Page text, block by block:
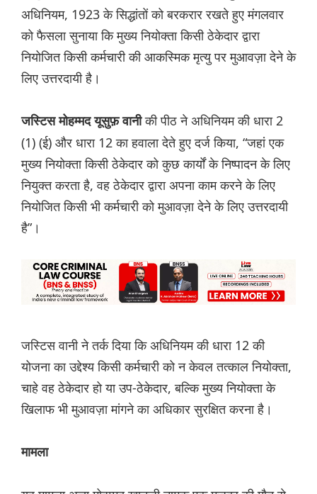
अधिनियम, 1923 के सिद्धांतों को बरकरार रखते हुए मंगलवार
को फैसला सुनाया कि मुख्य नियोक्ता किसी ठेकेदार द्वारा
नियोजित किसी कर्मचारी की आकस्मिक मृत्यु पर मुआवज़ा देने के
लिए उत्तरदायी है।
जस्टिस मोहम्मद यूसुफ़ वानीकी पीठ ने अधिनियम की धारा 2
(1) (ई) और धारा 12 का हवाला देते हुए दर्ज किया, “जहां एक
मुख्य नियोक्ता किसी ठेकेदार को कुछ कार्यों के निष्पादन के लिए
नियुक्त करता है, वह ठेकेदार द्वारा अपना काम करने के लिए
नियोजित किसी भी कर्मचारी को मुआवज़ा देने के लिए उत्तरदायी
है”।
ज‌स्टिस वानी ने तर्क दिया कि अधिनियम की धारा 12 की
योजना का उद्देश्य किसी कर्मचारी को न केवल तत्काल नियोक्ता,
चाहे वह ठेकेदार हो या उप-ठेकेदार, बल्कि मुख्य नियोक्ता के
खिलाफ भी मुआवज़ा मांगने का अधिकार सुरक्षित करना है।
मामला